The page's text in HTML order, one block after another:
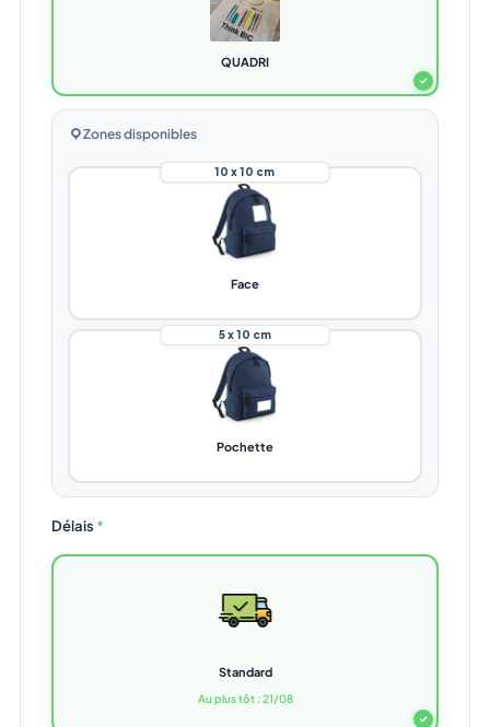
✓
QUADRI
Zones disponibles
10 x 10 cm
Face
5 x 10 cm
Pochette
Délais *
✓
Standard
Au plus tôt : 21/08